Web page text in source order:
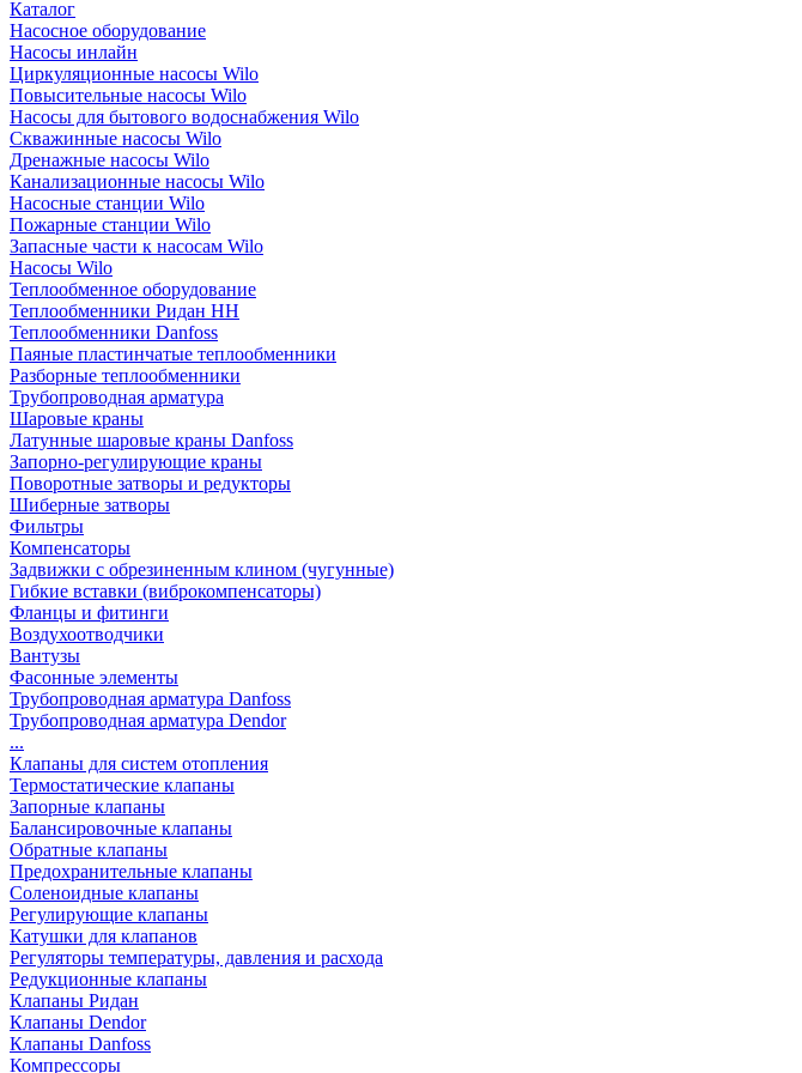
Каталог
Насосное оборудование
Насосы инлайн
Циркуляционные насосы Wilo
Повысительные насосы Wilo
Насосы для бытового водоснабжения Wilo
Скважинные насосы Wilo
Дренажные насосы Wilo
Канализационные насосы Wilo
Насосные станции Wilo
Пожарные станции Wilo
Запасные части к насосам Wilo
Насосы Wilo
Теплообменное оборудование
Теплообменники Ридан НН
Теплообменники Danfoss
Паяные пластинчатые теплообменники
Разборные теплообменники
Трубопроводная арматура
Шаровые краны
Латунные шаровые краны Danfoss
Запорно-регулирующие краны
Поворотные затворы и редукторы
Шиберные затворы
Фильтры
Компенсаторы
Задвижки с обрезиненным клином (чугунные)
Гибкие вставки (виброкомпенсаторы)
Фланцы и фитинги
Воздухоотводчики
Вантузы
Фасонные элементы
Трубопроводная арматура Danfoss
Трубопроводная арматура Dendor
...
Клапаны для систем отопления
Термостатические клапаны
Запорные клапаны
Балансировочные клапаны
Обратные клапаны
Предохранительные клапаны
Соленоидные клапаны
Регулирующие клапаны
Катушки для клапанов
Регуляторы температуры, давления и расхода
Редукционные клапаны
Клапаны Ридан
Клапаны Dendor
Клапаны Danfoss
Компрессоры